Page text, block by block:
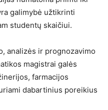
galimybė užtikrinti
studentų skaičiui.
analizės ir prognozavimo
magistrai galės
farmacijos
dabartinius poreikius